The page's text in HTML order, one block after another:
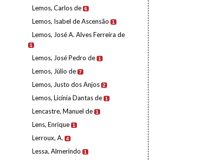
Lemos, Carlos de 6
Lemos, Isabel de Ascensão 1
Lemos, José A. Alves Ferreira de
1
Lemos, José Pedro de 1
Lemos, Júlio de 7
Lemos, Justo dos Anjos 2
Lemos, Licínia Dantas de 1
Lencastre, Manuel de 1
Lens, Enrique 1
Lerroux, A. 4
Lessa, Almerindo 1